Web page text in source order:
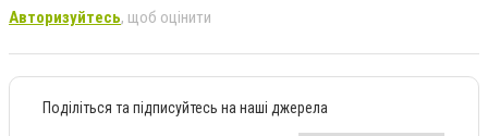
Авторизуйтесь, щоб оцінити
Поділіться та підписуйтесь на наші джерела